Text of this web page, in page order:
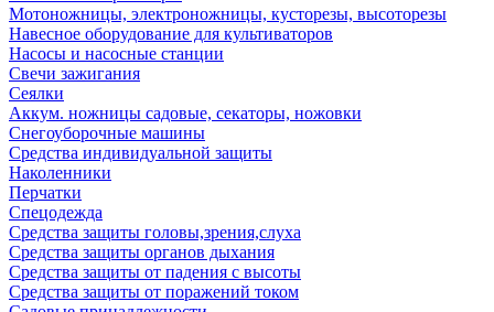
Мотоножницы, электроножницы, кусторезы, высоторезы
Навесное оборудование для культиваторов
Насосы и насосные станции
Свечи зажигания
Сеялки
Аккум. ножницы садовые, секаторы, ножовки
Снегоуборочные машины
Средства индивидуальной защиты
Наколенники
Перчатки
Спецодежда
Средства защиты головы,зрения,слуха
Средства защиты органов дыхания
Средства защиты от падения с высоты
Средства защиты от поражений током